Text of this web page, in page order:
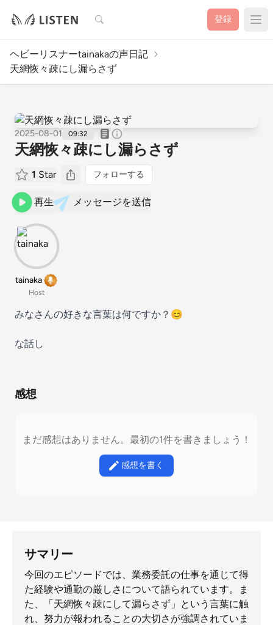
検索 登録
ヘビーリスナーtainakaの声日記
天網恢々疎にし漏らさず
2025-08-01 09:32
天網恢々疎にし漏らさず
1 Star フォローする
再生 メッセージを送信
tainaka
Host
みなさんの好きな言葉は何ですか？😊
な話し
感想
まだ感想はありません。最初の1件を書きましょう！
感想を書く
サマリー
今回のエピソードでは、業務委託の仕事を通じて得
た経験や通勤の厳しさについて語られています。ま
た、「天網恢々疎にして漏らさず」という言葉に触
れ、努力が報われることの大切さが強調されていま